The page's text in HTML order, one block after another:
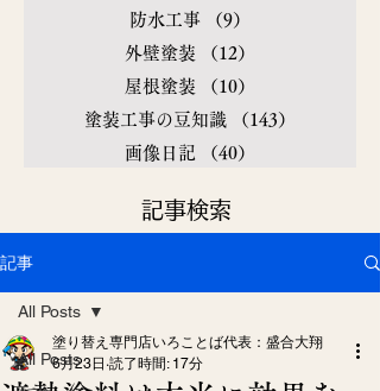
防水工事
（9）
外壁塗装
（12）
屋根塗装
（10）
塗装工事の豆知識
（143）
画像日記
（40）
​記事検索
記事
All Posts
All Posts
塗り替え専門店いろことば代表：盛合大翔
6月23日 読了時間: 17分